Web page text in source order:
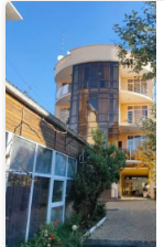
Гостиница
Кристины